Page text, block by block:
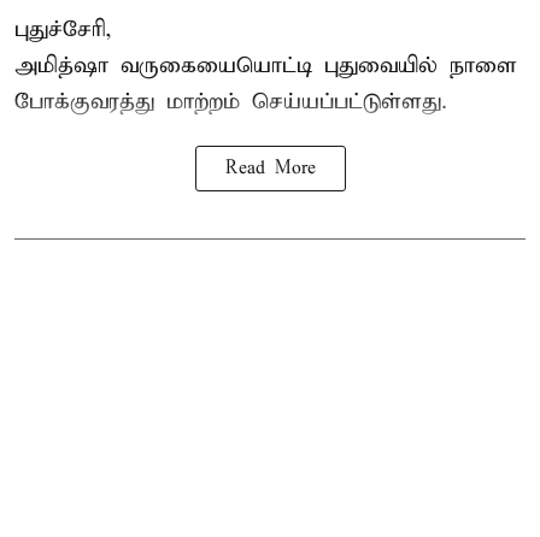
புதுச்சேரி,
அமித்ஷா வருகையையொட்டி புதுவையில் நாளை
போக்குவரத்து மாற்றம் செய்யப்பட்டுள்ளது.
Read More